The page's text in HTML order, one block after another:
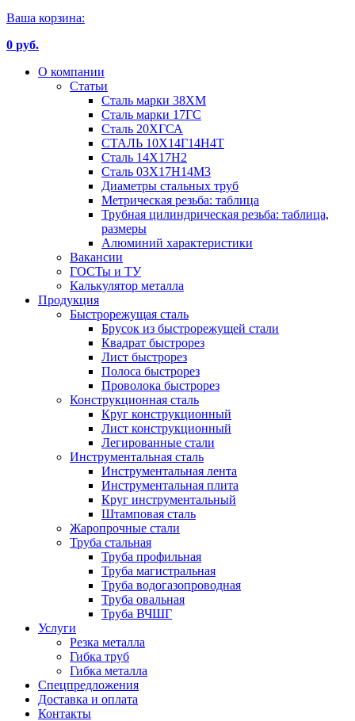
Ваша корзина:
0 руб.
О компании
Статьи
Сталь марки 38ХМ
Сталь марки 17ГС
Сталь 20ХГСА
СТАЛЬ 10Х14Г14Н4Т
Сталь 14Х17Н2
Сталь 03Х17Н14М3
Диаметры стальных труб
Метрическая резьба: таблица
Трубная цилиндрическая резьба: таблица,
размеры
Алюминий характеристики
Вакансии
ГОСТы и ТУ
Калькулятор металла
Продукция
Быстрорежущая сталь
Брусок из быстрорежущей стали
Квадрат быстрорез
Лист быстрорез
Полоса быстрорез
Проволока быстрорез
Конструкционная сталь
Круг конструкционный
Лист конструкционный
Легированные стали
Инструментальная сталь
Инструментальная лента
Инструментальная плита
Круг инструментальный
Штамповая сталь
Жаропрочные стали
Труба стальная
Труба профильная
Труба магистральная
Труба водогазопроводная
Труба овальная
Труба ВЧШГ
Услуги
Резка металла
Гибка труб
Гибка металла
Спецпредложения
Доставка и оплата
Контакты